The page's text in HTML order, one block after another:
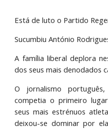
Está de luto o Partido
Sucumbiu António
A família liberal deplora
dos seus mais denodados
O jornalismo
competia o primeiro
seus mais estrénuos
deixou-se dominar por